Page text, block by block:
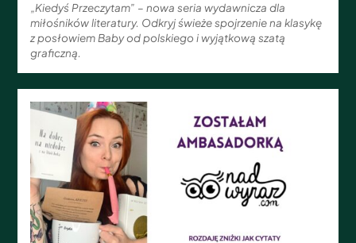
„Kiedyś Przeczytam” – nowa seria wydawnicza dla
miłośników literatury. Odkryj świeże spojrzenie na klasykę
z posłowiem Baby od polskiego i wyjątkową szatą
graficzną.